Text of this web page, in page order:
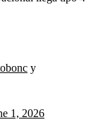
y
1, 2026